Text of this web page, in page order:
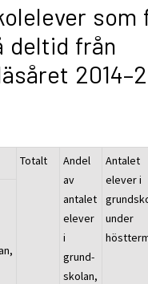
som
deltid från
Totalt
Andel
av
antalet
elever
i
grund-
skolan,
Antalet
elever i
under